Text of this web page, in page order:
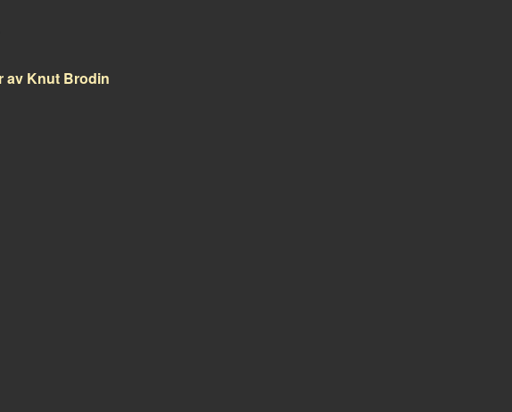
av Knut Brodin